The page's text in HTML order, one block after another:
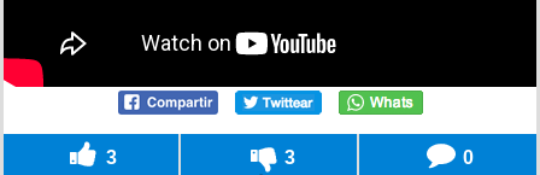
3 3 0